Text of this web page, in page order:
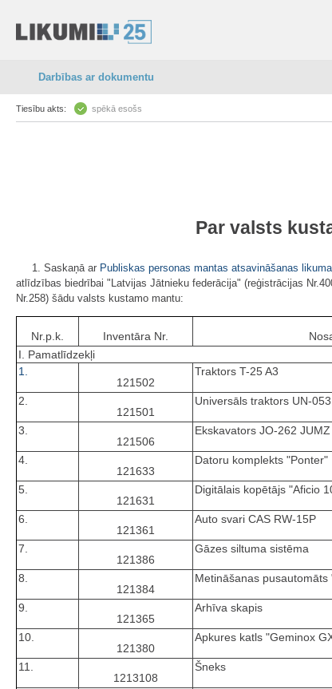
Darbības ar dokumentu
Tiesību akts: spēkā esošs
Par valsts
1. Saskaņā ar Publiskas personas mantas atsavināšanas likuma
atlīdzības biedrībai "Latvijas Jātnieku federācija" (reģistrācijas
Nr.258) šādu valsts kustamo mantu:
Nr.p.k. Inventāra Nr.
I. Pamatlīdzekļi
1.
121502
Traktors T-25 A3
2.
121501
Universāls traktors UN-053
3.
121506
Ekskavators JO-262 JUMZ
4.
121633
Datoru komplekts "Ponter"
5.
121631
Digitālais kopētājs "Aficio
6.
121361
Auto svari CAS RW-15P
7.
121386
Gāzes siltuma sistēma
8.
121384
Metināšanas
9.
121365
Arhīva skapis
10.
121380
Apkures katls "Geminox
11.
1213108
Šneks